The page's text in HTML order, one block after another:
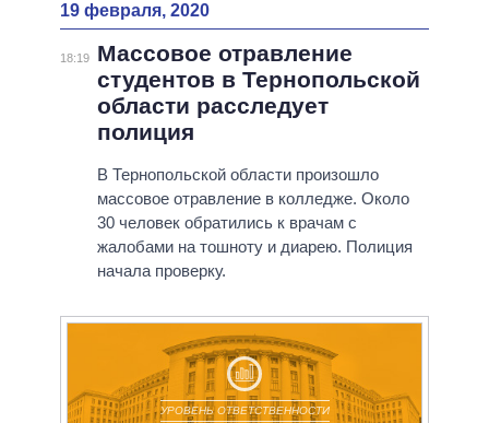
19 февраля, 2020
18:19
Массовое отравление
студентов в Тернопольской
области расследует
полиция
В Тернопольской области произошло
массовое отравление в колледже. Около
30 человек обратились к врачам с
жалобами на тошноту и диарею. Полиция
начала проверку.
УРОВЕНЬ ОТВЕТСТВЕННОСТИ